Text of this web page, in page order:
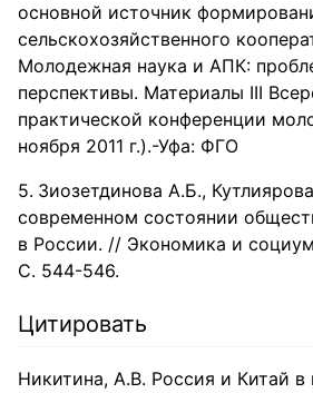
основной источник
сельскохозяйственного
Молодежная наука и АПК:
перспективы. Материалы III
практической конференции
ноября 2011 г.).-Уфа: ФГО
Зиозетдинова А.Б.,
современном состоянии
в России. // Экономика и
С. 544-546.
Цитировать
Никитина, А.В. Россия и Китай в